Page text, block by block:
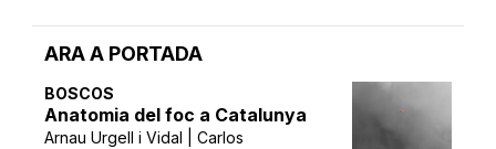
ARA A PORTADA
BOSCOS
Anatomia del foc a Catalunya
Arnau Urgell i Vidal | Carlos